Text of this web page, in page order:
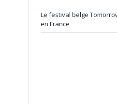
Le festival belge
en France